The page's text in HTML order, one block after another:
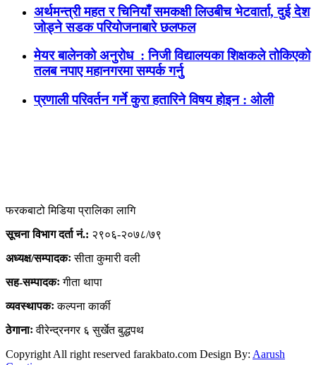
अर्थमन्त्री महत र चिनियाँ समकक्षी लिउबीच भेटवार्ता, दुई देश
जोड्ने सडक परियोजनाबारे छलफल
मेयर बालेनको अनुरोध : निजी विद्यालयका शिक्षकले तोकिएको
तलब नपाए महानगरमा सम्पर्क गर्नु
प्रणाली परिवर्तन गर्ने कुरा हतारिने विषय होइन : ओली
फरकबाटो मिडिया प्रालिका लागि
सूचना विभाग दर्ता नं.: २९०६-२०७८/७९
अध्यक्ष/सम्पादकःसीता कुमारी वली
सह-सम्पादकःगीता थापा
व्यवस्थापकःकल्पना कार्की
ठेगानाःवीरेन्द्रनगर ६ सुर्खेत बुद्धपथ
Copyright All right reserved farakbato.com Design By: Aarush